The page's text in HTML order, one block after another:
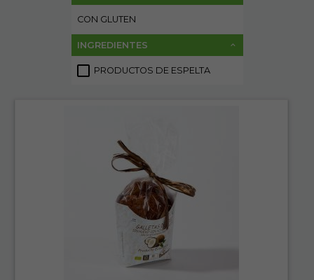
CON GLUTEN
INGREDIENTES
PRODUCTOS DE ESPELTA